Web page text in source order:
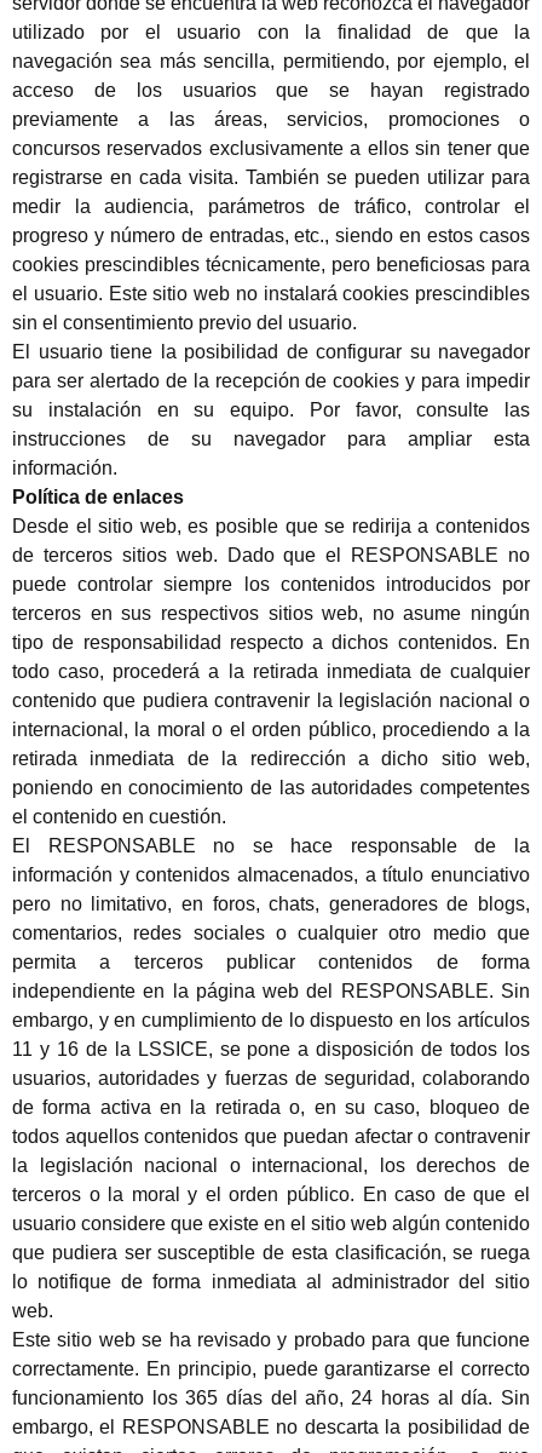
utilizado por el usuario con la finalidad de que la
navegación sea más sencilla, permitiendo, por ejemplo, el
acceso de los usuarios que se hayan registrado
previamente a las áreas, servicios, promociones o
concursos reservados exclusivamente a ellos sin tener que
registrarse en cada visita. También se pueden utilizar para
medir la audiencia, parámetros de tráfico, controlar el
progreso y número de entradas, etc., siendo en estos casos
cookies prescindibles técnicamente, pero beneficiosas para
el usuario. Este sitio web no instalará cookies prescindibles
sin el consentimiento previo del usuario.
El usuario tiene la posibilidad de configurar su navegador
para ser alertado de la recepción de cookies y para impedir
su instalación en su equipo. Por favor, consulte las
instrucciones de su navegador para ampliar esta
información.
Política de enlaces
Desde el sitio web, es posible que se redirija a contenidos
de terceros sitios web. Dado que el RESPONSABLE no
puede controlar siempre los contenidos introducidos por
terceros en sus respectivos sitios web, no asume ningún
tipo de responsabilidad respecto a dichos contenidos. En
todo caso, procederá a la retirada inmediata de cualquier
contenido que pudiera contravenir la legislación nacional o
internacional, la moral o el orden público, procediendo a la
retirada inmediata de la redirección a dicho sitio web,
poniendo en conocimiento de las autoridades competentes
el contenido en cuestión.
El RESPONSABLE no se hace responsable de la
información y contenidos almacenados, a título enunciativo
pero no limitativo, en foros, chats, generadores de blogs,
comentarios, redes sociales o cualquier otro medio que
permita a terceros publicar contenidos de forma
independiente en la página web del RESPONSABLE. Sin
embargo, y en cumplimiento de lo dispuesto en los artículos
11 y 16 de la LSSICE, se pone a disposición de todos los
usuarios, autoridades y fuerzas de seguridad, colaborando
de forma activa en la retirada o, en su caso, bloqueo de
todos aquellos contenidos que puedan afectar o contravenir
la legislación nacional o internacional, los derechos de
terceros o la moral y el orden público. En caso de que el
usuario considere que existe en el sitio web algún contenido
que pudiera ser susceptible de esta clasificación, se ruega
lo notifique de forma inmediata al administrador del sitio
web.
Este sitio web se ha revisado y probado para que funcione
correctamente. En principio, puede garantizarse el correcto
funcionamiento los 365 días del año, 24 horas al día. Sin
embargo, el RESPONSABLE no descarta la posibilidad de